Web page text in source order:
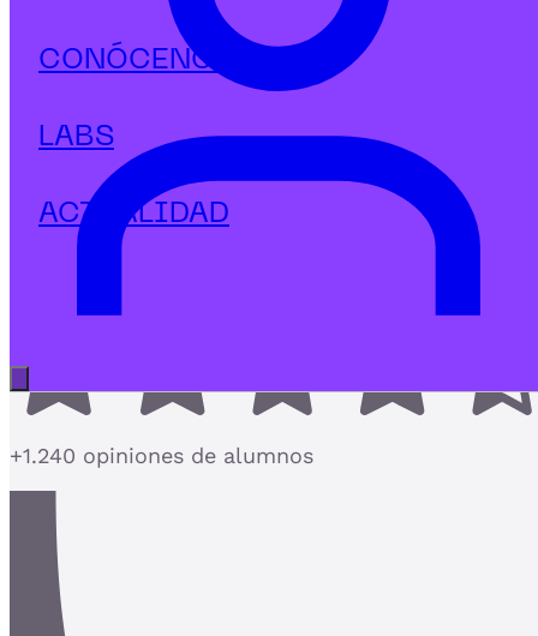
CONÓCENOS
LABS
ACTUALIDAD
Máster en Dirección de Personas y
People Analytics con IA
El Máster de Recursos Humanos más actualizado
con People Analytics e IA
+1.240 opiniones de alumnos